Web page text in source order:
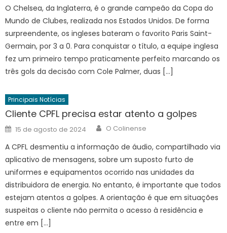
O Chelsea, da Inglaterra, é o grande campeão da Copa do
Mundo de Clubes, realizada nos Estados Unidos. De forma
surpreendente, os ingleses bateram o favorito Paris Saint-
Germain, por 3 a 0. Para conquistar o título, a equipe inglesa
fez um primeiro tempo praticamente perfeito marcando os
três gols da decisão com Cole Palmer, duas […]
Principais Notícias
Cliente CPFL precisa estar atento a golpes
Posted
on
15 de agosto de 2024 Author
O Colinense
A CPFL desmentiu a informação de áudio, compartilhado via
aplicativo de mensagens, sobre um suposto furto de
uniformes e equipamentos ocorrido nas unidades da
distribuidora de energia. No entanto, é importante que todos
estejam atentos a golpes. A orientação é que em situações
suspeitas o cliente não permita o acesso à residência e
entre em […]